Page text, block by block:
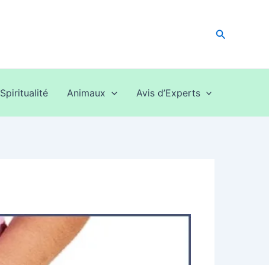
Spiritualité Animaux Avis d’Experts